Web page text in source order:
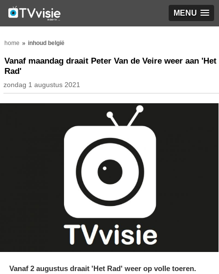
MENU
home inhoud belgië
Vanaf maandag draait Peter Van de Veire weer aan 'Het
Rad'
zondag 1 augustus 2021
Vanaf 2 augustus draait 'Het Rad' weer op volle toeren.